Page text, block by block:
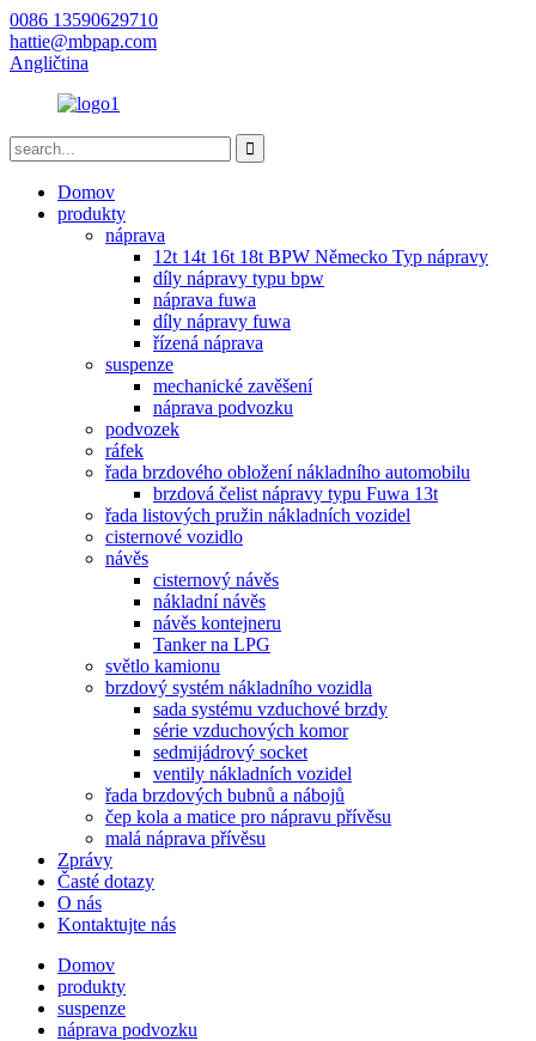
0086 13590629710
hattie@mbpap.com
Angličtina
Domov
produkty
náprava
12t 14t 16t 18t BPW Německo Typ nápravy
díly nápravy typu bpw
náprava fuwa
díly nápravy fuwa
řízená náprava
suspenze
mechanické zavěšení
náprava podvozku
podvozek
ráfek
řada brzdového obložení nákladního automobilu
brzdová čelist nápravy typu Fuwa 13t
řada listových pružin nákladních vozidel
cisternové vozidlo
návěs
cisternový návěs
nákladní návěs
návěs kontejneru
Tanker na LPG
světlo kamionu
brzdový systém nákladního vozidla
sada systému vzduchové brzdy
série vzduchových komor
sedmijádrový socket
ventily nákladních vozidel
řada brzdových bubnů a nábojů
čep kola a matice pro nápravu přívěsu
malá náprava přívěsu
Zprávy
Časté dotazy
O nás
Kontaktujte nás
Domov
produkty
suspenze
náprava podvozku